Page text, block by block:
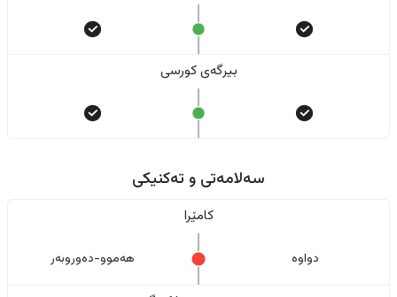
بیرگەی کورسی
سەلامەتی و تەکنیکی
کامێرا
دواوە هەموو-دەوروبەر